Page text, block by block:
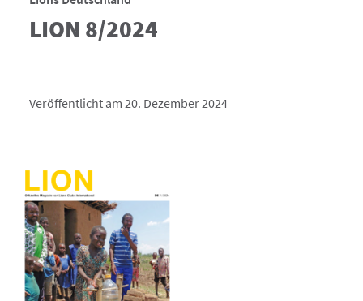
LION 8/2024
Veröffentlicht am 20. Dezember 2024